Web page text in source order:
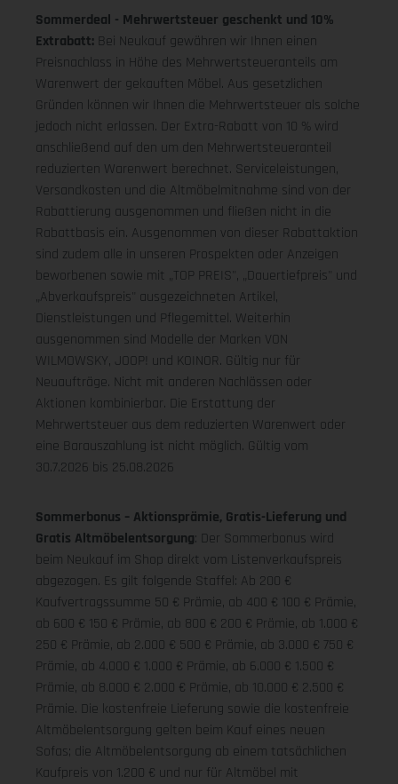
Sommerdeal - Mehrwertsteuer geschenkt und 10%
Extrabatt: Bei Neukauf gewähren wir Ihnen einen
Preisnachlass in Höhe des Mehrwertsteueranteils am
Warenwert der gekauften Möbel. Aus gesetzlichen
Gründen können wir Ihnen die Mehrwertsteuer als solche
jedoch nicht erlassen. Der Extra-Rabatt von 10 % wird
anschließend auf den um den Mehrwertsteueranteil
reduzierten Warenwert berechnet. Serviceleistungen,
Versandkosten und die Altmöbelmitnahme sind von der
Rabattierung ausgenommen und fließen nicht in die
Rabattbasis ein. Ausgenommen von dieser Rabattaktion
sind zudem alle in unseren Prospekten oder Anzeigen
beworbenen sowie mit „TOP PREIS", „Dauertiefpreis" und
„Abverkaufspreis" ausgezeichneten Artikel,
Dienstleistungen und Pflegemittel. Weiterhin
ausgenommen sind Modelle der Marken VON
WILMOWSKY, JOOP! und KOINOR. Gültig nur für
Neuaufträge. Nicht mit anderen Nachlässen oder
Aktionen kombinierbar. Die Erstattung der
Mehrwertsteuer aus dem reduzierten Warenwert oder
eine Barauszahlung ist nicht möglich. Gültig vom
30.7.2026 bis 25.08.2026
Sommerbonus – Aktionsprämie, Gratis-Lieferung und
Gratis Altmöbelentsorgung: Der Sommerbonus wird
beim Neukauf im Shop direkt vom Listenverkaufspreis
abgezogen. Es gilt folgende Staffel: Ab 200 €
Kaufvertragssumme 50 € Prämie, ab 400 € 100 € Prämie,
ab 600 € 150 € Prämie, ab 800 € 200 € Prämie, ab 1.000 €
250 € Prämie, ab 2.000 € 500 € Prämie, ab 3.000 € 750 €
Prämie, ab 4.000 € 1.000 € Prämie, ab 6.000 € 1.500 €
Prämie, ab 8.000 € 2.000 € Prämie, ab 10.000 € 2.500 €
Prämie. Die kostenfreie Lieferung sowie die kostenfreie
Altmöbelentsorgung gelten beim Kauf eines neuen
Sofas; die Altmöbelentsorgung ab einem tatsächlichen
Kaufpreis von 1.200 € und nur für Altmöbel mit